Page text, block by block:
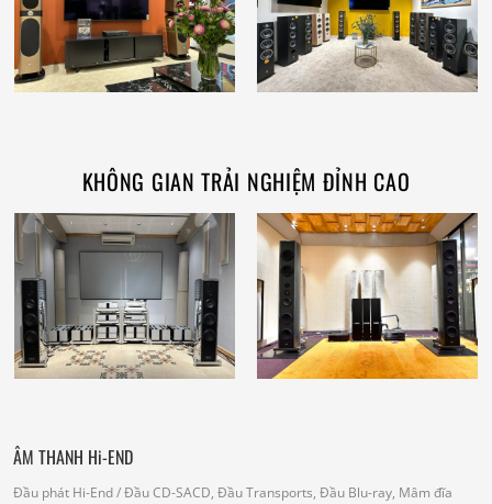
KHÔNG GIAN TRẢI NGHIỆM ĐỈNH CAO
ÂM THANH Hi-END
Đầu phát Hi-End/ Đầu CD-SACD, Đầu Transports, Đầu Blu-ray, Mâm đĩa